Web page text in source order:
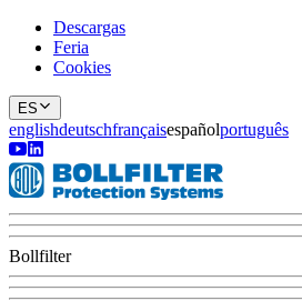
Descargas
Feria
Cookies
ES
englishdeutschfrançaisespañolportuguês
Bollfilter